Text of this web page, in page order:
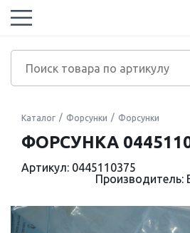
Каталог Форсунки Форсунки
ФОРСУНКА
Артикул: 0445110375
Производитель: